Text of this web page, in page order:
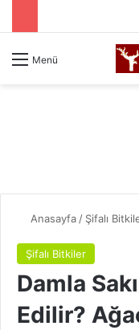
Menü
Anasayfa / Şifalı
Şifalı Bitkiler
Damla
Edilir?